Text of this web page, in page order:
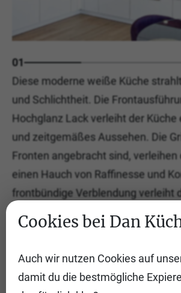
01
Diese moderne weiße Küche
und Schlichtheit. Die
Hochglanz Lack verleiht der
und zeitgemäßes Aussehen. Die
Fronten angebracht sind, verleihen
einen Hauch von Raffinesse und
frontbündige Verblendung verleiht
Schmuckstück eine nahtlose und
die für einen eleganten Look sorgt.
sondern veredelt auch das
Küche. Die Glasrückwand
Cookies bei Dan
Auch wir nutzen Cookies auf
damit du die bestmögliche